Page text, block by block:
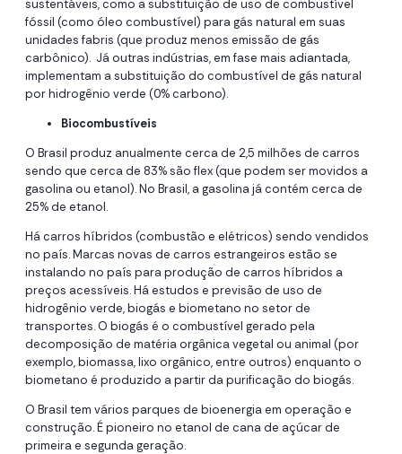
sustentáveis, como a substituição de uso de combustível
fóssil (como óleo combustível) para gás natural em suas
unidades fabris (que produz menos emissão de gás
carbônico). Já outras indústrias, em fase mais adiantada,
implementam a substituição do combustível de gás natural
por hidrogênio verde (0% carbono).
Biocombustíveis
O Brasil produz anualmente cerca de 2,5 milhões de carros
sendo que cerca de 83% são flex (que podem ser movidos a
gasolina ou etanol). No Brasil, a gasolina já contém cerca de
25% de etanol.
Há carros híbridos (combustão e elétricos) sendo vendidos
no país. Marcas novas de carros estrangeiros estão se
instalando no país para produção de carros híbridos a
preços acessíveis. Há estudos e previsão de uso de
hidrogênio verde, biogás e biometano no setor de
transportes. O biogás é o combustível gerado pela
decomposição de matéria orgânica vegetal ou animal (por
exemplo, biomassa, lixo orgânico, entre outros) enquanto o
biometano é produzido a partir da purificação do biogás.
O Brasil tem vários parques de bioenergia em operação e
construção. É pioneiro no etanol de cana de açúcar de
primeira e segunda geração.